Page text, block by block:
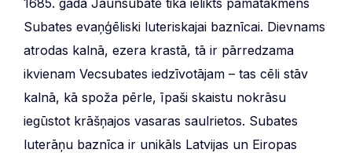
Subates evaņģēliski luteriskajai baznīcai. Dievnams
atrodas kalnā, ezera krastā, tā ir pārredzama
ikvienam Vecsubates iedzīvotājam – tas cēli stāv
kalnā, kā spoža pērle, īpaši skaistu nokrāsu
iegūstot krāšņajos vasaras saulrietos. Subates
luterāņu baznīca ir unikāls Latvijas un Eiropas